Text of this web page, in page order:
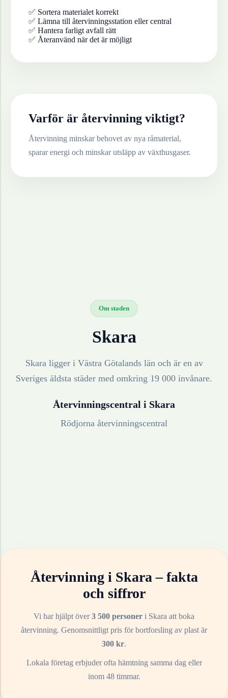
✅ Sortera materialet korrekt
✅ Lämna till återvinningsstation eller central
✅ Hantera farligt avfall rätt
✅ Återanvänd när det är möjligt
Varför är återvinning viktigt?
Återvinning minskar behovet av nya råmaterial,
sparar energi och minskar utsläpp av växthusgaser.
Om staden
Skara
Skara ligger i Västra Götalands län och är en av
Sveriges äldsta städer med omkring 19 000 invånare.
Återvinningscentral i Skara
Rödjorna återvinningscentral
Återvinning i Skara– fakta
och siffror
Vi har hjälpt över3 500 personer i Skara att boka
återvinning. Genomsnittligt pris för bortforsling av plast är
300 kr.
Lokala företag erbjuder ofta hämtning samma dag eller
inom 48 timmar.